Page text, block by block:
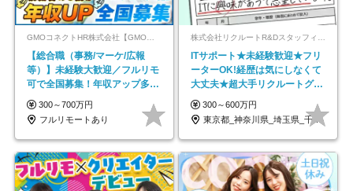
GMOコネクトHR株式会社【GMOインターネットグループ】
【総合職（事務/マーケ/広報
等）】未経験大歓迎／フルリモ
可で全国募集！年収アップ多数
★年休最大130日★
300～700万円
フルリモートあり
ITサポート★未経験歓迎★フリ
ーターOK!経歴は気にしなくて
大丈夫★超大手リクルートグル
ープの正社員/sg
300～600万円
東京都_神奈川県_埼玉県_千葉県_大阪府…